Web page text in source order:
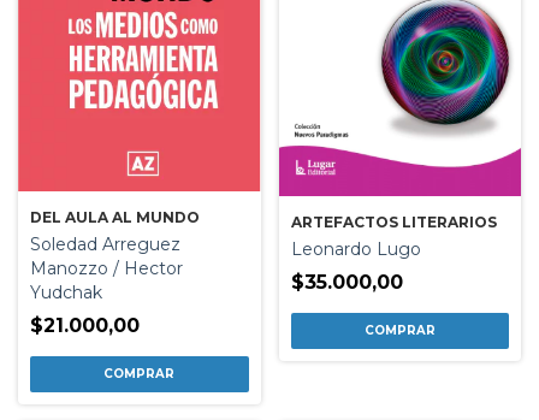
DEL AULA AL MUNDO
Soledad Arreguez
Manozzo / Hector
Yudchak
$21.000,00
ARTEFACTOS LITERARIOS
Leonardo Lugo
$35.000,00